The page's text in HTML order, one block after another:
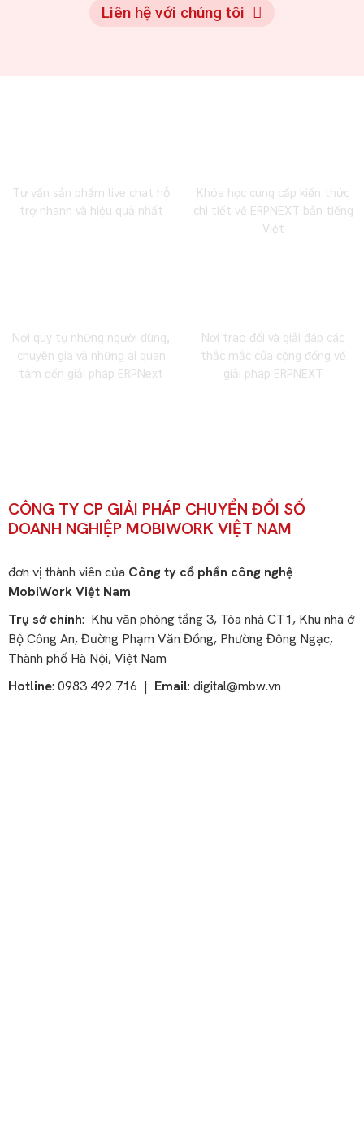
Liên hệ với chúng tôi
Tư vấn sản phẩm live chat hỗ
trợ nhanh và hiệu quả nhất
Khóa học cung cấp kiến thức
chi tiết về ERPNEXT bản tiếng
Việt
Nơi quy tụ những người dùng,
chuyên gia và những ai quan
tâm đến giải pháp ERPNext
Nơi trao đổi và giải đáp các
thắc mắc của cộng đồng về
giải pháp ERPNEXT
CÔNG TY CP GIẢI PHÁP CHUYỂN ĐỔI SỐ
DOANH NGHIỆP MOBIWORK VIỆT NAM
đơn vị thành viên của Công ty cổ phần công nghệ
MobiWork Việt Nam
Trụ sở chính: Khu văn phòng tầng 3, Tòa nhà CT1, Khu nhà ở
Bộ Công An, Đường Phạm Văn Đồng, Phường Đông Ngạc,
Thành phố Hà Nội, Việt Nam
Hotline: 0983 492 716 | Email: digital@mbw.vn